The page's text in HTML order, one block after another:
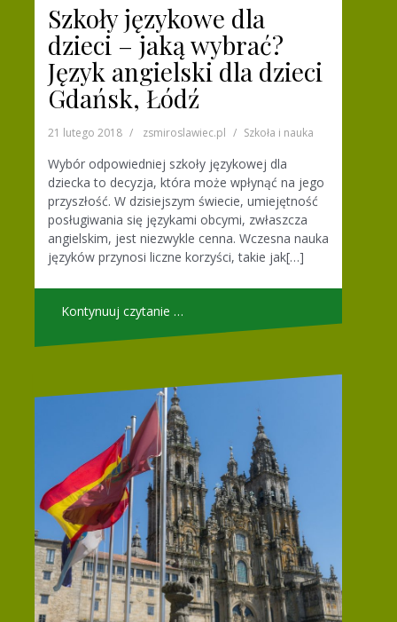
Szkoły językowe dla
dzieci – jaką wybrać?
Język angielski dla dzieci
Gdańsk, Łódź
21 lutego 2018 zsmiroslawiec.pl Szkoła i nauka
Wybór odpowiedniej szkoły językowej dla
dziecka to decyzja, która może wpłynąć na jego
przyszłość. W dzisiejszym świecie, umiejętność
posługiwania się językami obcymi, zwłaszcza
angielskim, jest niezwykle cenna. Wczesna nauka
języków przynosi liczne korzyści, takie jak[…]
Kontynuuj czytanie …